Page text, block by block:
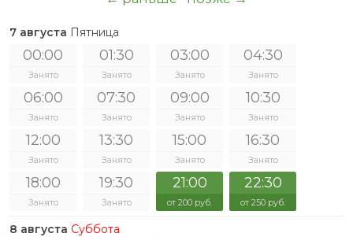
7 августа Пятница
00:00
Занято
01:30
Занято
03:00
Занято
04:30
Занято
06:00
Занято
07:30
Занято
09:00
Занято
10:30
Занято
12:00
Занято
13:30
Занято
15:00
Занято
16:30
Занято
18:00
Занято
19:30
Занято
21:00
от 200 руб.
22:30
от 250 руб.
8 августа Суббота